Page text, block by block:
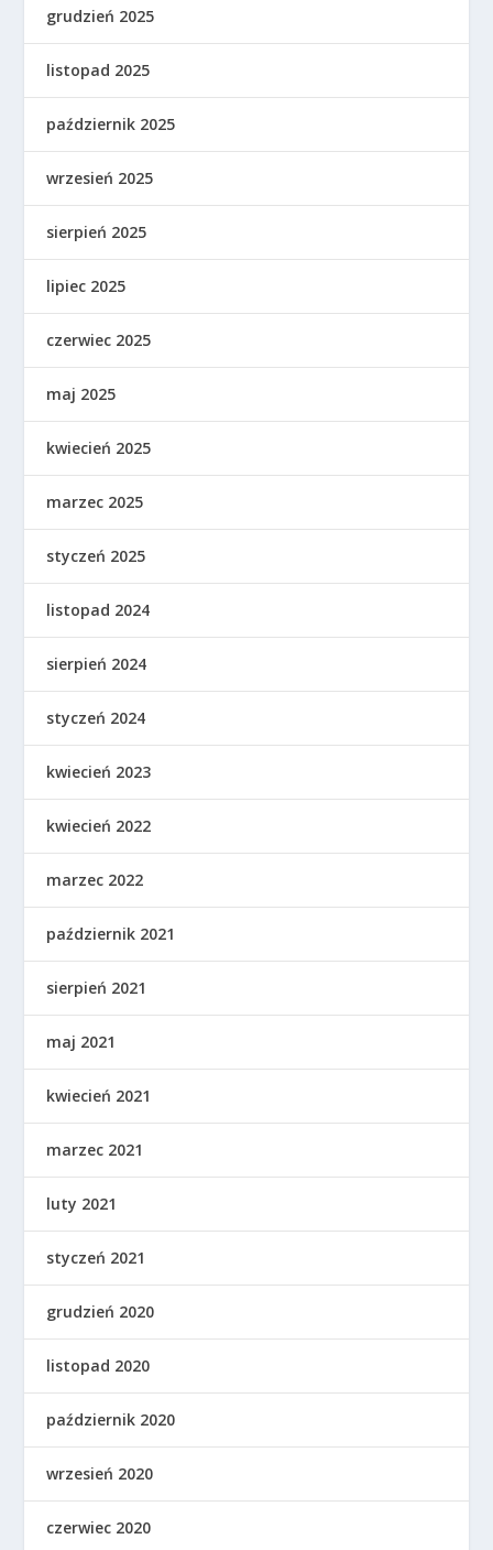
grudzień 2025
listopad 2025
październik 2025
wrzesień 2025
sierpień 2025
lipiec 2025
czerwiec 2025
maj 2025
kwiecień 2025
marzec 2025
styczeń 2025
listopad 2024
sierpień 2024
styczeń 2024
kwiecień 2023
kwiecień 2022
marzec 2022
październik 2021
sierpień 2021
maj 2021
kwiecień 2021
marzec 2021
luty 2021
styczeń 2021
grudzień 2020
listopad 2020
październik 2020
wrzesień 2020
czerwiec 2020